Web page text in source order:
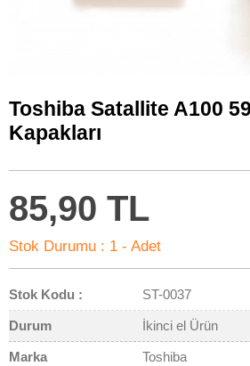
Toshiba Satallite A100
Kapakları
85,90 TL
Stok Durumu : 1 - Adet
Stok Kodu : ST-0037
Durum İkinci el Ürün
Marka Toshiba